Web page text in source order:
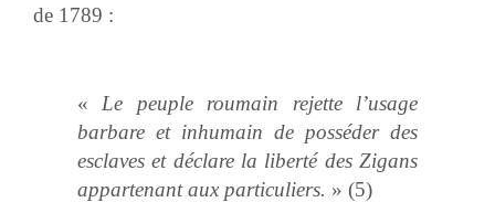
de 1789 :
« Le peuple roumain rejette l’usage
barbare et inhumain de posséder des
esclaves et déclare la liberté des Zigans
appartenant aux particuliers. » (5)